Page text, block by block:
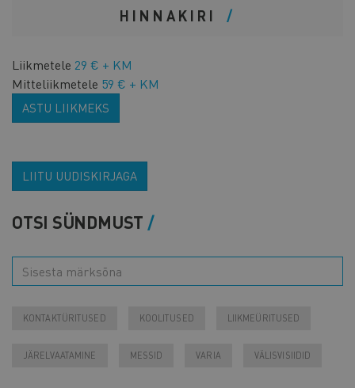
HINNAKIRI
Liikmetele 29 € + KM
Mitteliikmetele 59 € + KM
ASTU LIIKMEKS
LIITU UUDISKIRJAGA
OTSI SÜNDMUST
KONTAKTÜRITUSED KOOLITUSED LIIKMEÜRITUSED
JÄRELVAATAMINE MESSID VARIA VÄLISVISIIDID